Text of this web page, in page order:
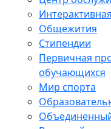
Общежития
Стипендии
Первичная
обучающихся
Мир спорта